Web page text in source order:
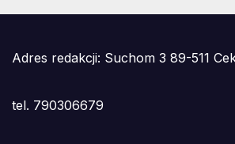
Adres redakcji: Suchom 3 89-511
tel. 790306679